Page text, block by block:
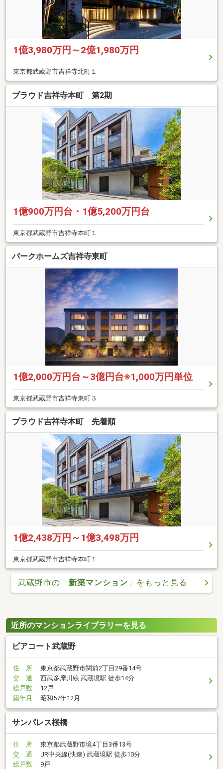
1億3,980万円～2億1,980万円
東京都武蔵野市吉祥寺北町１
プラウド吉祥寺本町 第2期
1億900万円台・1億5,200万円台
東京都武蔵野市吉祥寺本町１
パークホームズ吉祥寺東町
1億2,000万円台～3億円台※1,000万円単位
東京都武蔵野市吉祥寺東町３
プラウド吉祥寺本町 先着順
1億2,438万円～1億3,498万円
東京都武蔵野市吉祥寺本町１
武蔵野市の「新築マンション 」をもっと見る
近所のマンションライブラリーを見る
ピアコート武蔵野
住 所
東京都武蔵野市関前2丁目29番14号
交 通
西武多摩川線 武蔵境駅 徒歩14分
総戸数
12戸
築年月
昭和57年12月
サンパレス桜橋
住 所
東京都武蔵野市境4丁目3番13号
交 通
JR中央線(快速) 武蔵境駅 徒歩10分
総戸数
9戸